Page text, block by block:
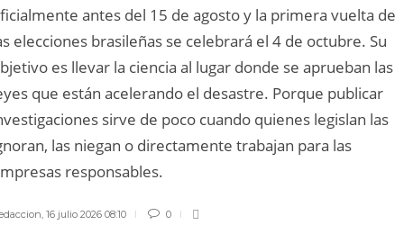
antes del 15 de agosto y la primera vuelta de
elecciones brasileñas se celebrará el 4 de octubre. Su
es llevar la ciencia al lugar donde se aprueban las
que están acelerando el desastre. Porque publicar
sirve de poco cuando quienes legislan las
las niegan o directamente trabajan para las
responsables.
, 16 julio 2026 08:10 0